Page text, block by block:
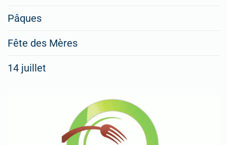
Pâques
Fête des Mères
14 juillet